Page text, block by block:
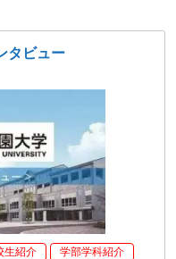
タビュー
生紹介 学部学科紹介